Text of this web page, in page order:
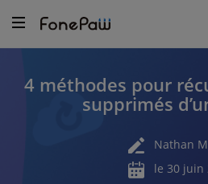
4 méthodes pour
supprimés
Nathan
le 30 juin